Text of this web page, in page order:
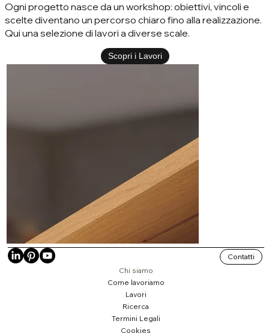
Ogni progetto nasce da un workshop: obiettivi, vincoli e
scelte diventano un percorso chiaro fino alla realizzazione.
Qui una selezione di lavori a diverse scale.
Scopri i Lavori
Chi siamo
Come lavoriamo
Lavori
Ricerca
Termini Legali
Cookies
Contatti